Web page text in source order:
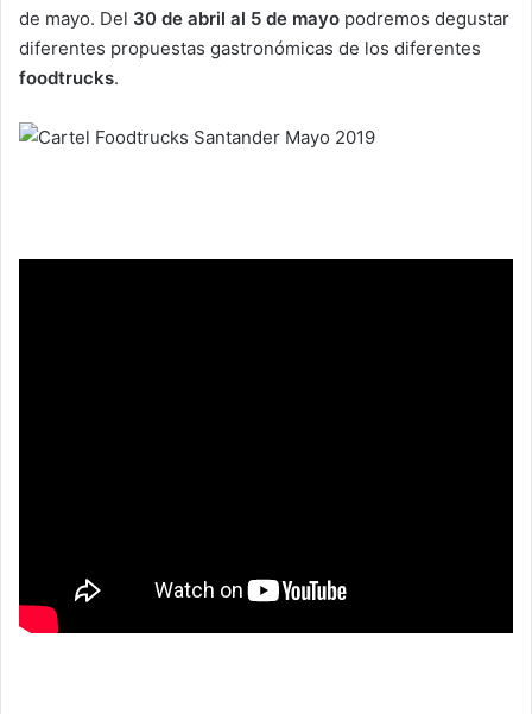
de mayo. Del 30 de abril al 5 de mayo podremos degustar
diferentes propuestas gastronómicas de los diferentes
foodtrucks.